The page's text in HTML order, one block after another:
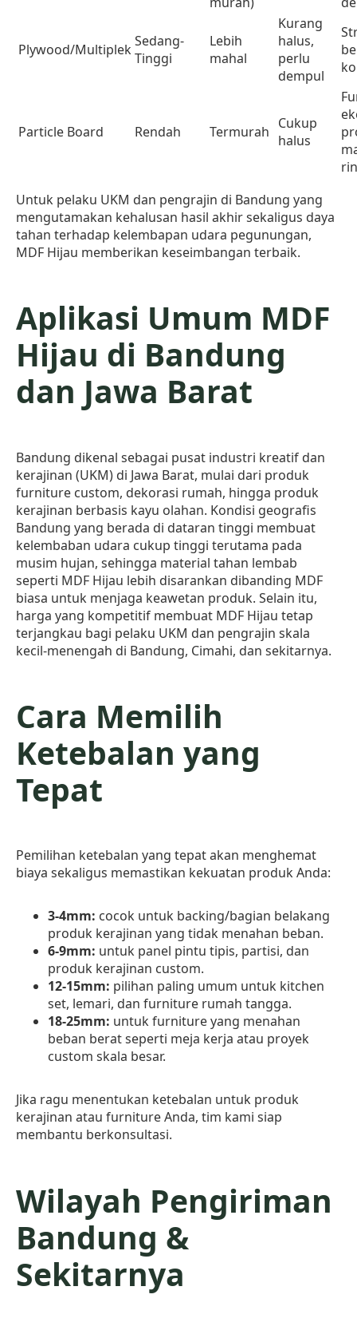
Plywood/MultiplekSedang-
Tinggi
Lebih
mahal
Kurang
halus,
perlu
dempul
Particle Board Rendah Termurah Cukup
halus
Untuk pelaku UKM dan pengrajin di Bandung yang
mengutamakan kehalusan hasil akhir sekaligus daya
tahan terhadap kelembapan udara pegunungan,
MDF Hijau memberikan keseimbangan terbaik.
Aplikasi Umum MDF
Hijau di Bandung
dan Jawa Barat
Bandung dikenal sebagai pusat industri kreatif dan
kerajinan (UKM) di Jawa Barat, mulai dari produk
furniture custom, dekorasi rumah, hingga produk
kerajinan berbasis kayu olahan. Kondisi geografis
Bandung yang berada di dataran tinggi membuat
kelembaban udara cukup tinggi terutama pada
musim hujan, sehingga material tahan lembab
seperti MDF Hijau lebih disarankan dibanding MDF
biasa untuk menjaga keawetan produk. Selain itu,
harga yang kompetitif membuat MDF Hijau tetap
terjangkau bagi pelaku UKM dan pengrajin skala
kecil-menengah di Bandung, Cimahi, dan sekitarnya.
Cara Memilih
Ketebalan yang
Tepat
Pemilihan ketebalan yang tepat akan menghemat
biaya sekaligus memastikan kekuatan produk Anda:
3-4mm: cocok untuk backing/bagian belakang
produk kerajinan yang tidak menahan beban.
6-9mm: untuk panel pintu tipis, partisi, dan
produk kerajinan custom.
12-15mm: pilihan paling umum untuk kitchen
set, lemari, dan furniture rumah tangga.
18-25mm: untuk furniture yang menahan
beban berat seperti meja kerja atau proyek
custom skala besar.
Jika ragu menentukan ketebalan untuk produk
kerajinan atau furniture Anda, tim kami siap
membantu berkonsultasi.
Wilayah Pengiriman
Bandung &
Sekitarnya